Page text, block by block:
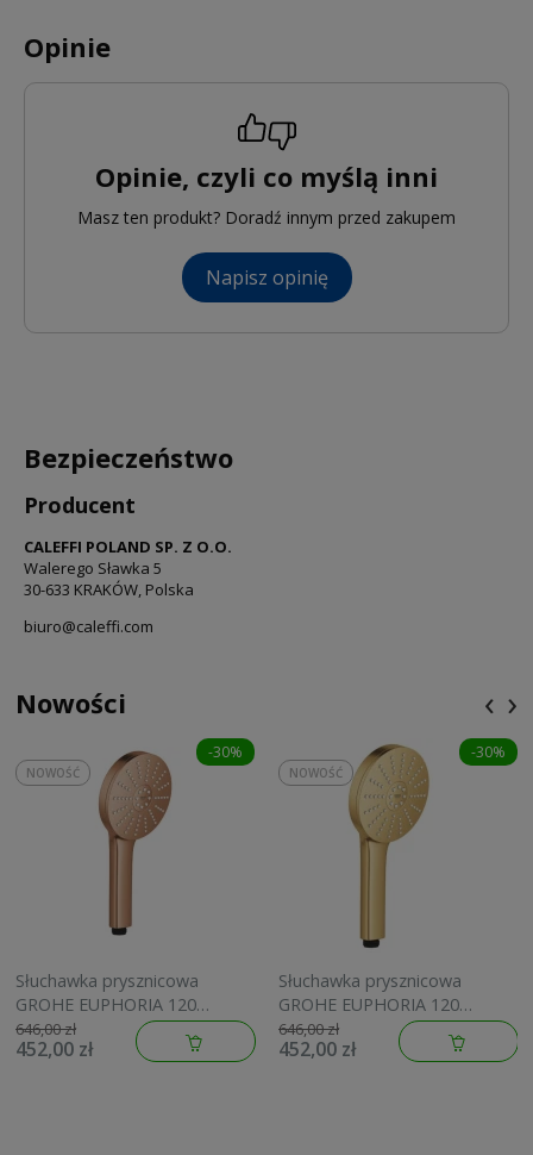
Opinie
Opinie, czyli co myślą inni
Masz ten produkt? Doradź innym przed zakupem
Napisz opinię
Bezpieczeństwo
Producent
CALEFFI POLAND SP. Z O.O.
Walerego Sławka 5
30-633 KRAKÓW, Polska
biuro@caleffi.com
Nowości
-30%
Słuchawka prysznicowa
GROHE EUPHORIA 120
brushed warm sunset
134883DL00
646,00 zł
452,00 zł
NOWOŚĆ
-30%
Słuchawka prysznicowa
GROHE EUPHORIA 120
brushed cool sunrise
134883GN00
646,00 zł
452,00 zł
NOWOŚĆ
‹ ›